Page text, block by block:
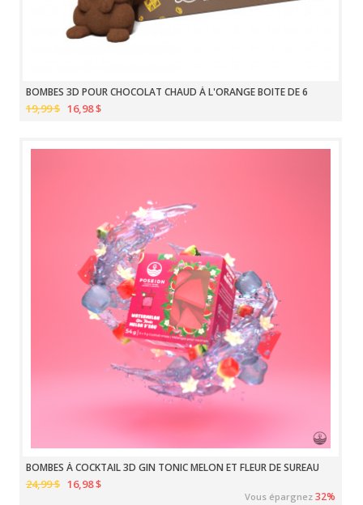
BOMBES 3D POUR CHOCOLAT CHAUD À L'ORANGE BOITE DE 6
19,99 $ 16,98 $
BOMBES À COCKTAIL 3D GIN TONIC MELON ET FLEUR DE SUREAU
24,99 $ 16,98 $
Vous épargnez32%